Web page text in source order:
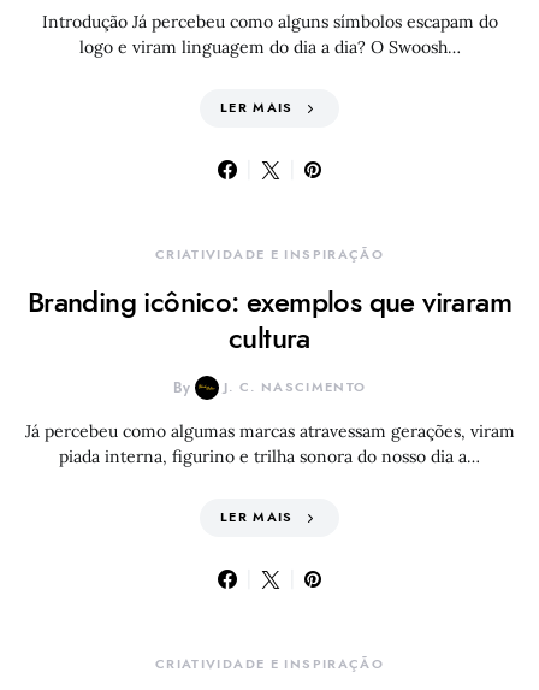
Introdução Já percebeu como alguns símbolos escapam do
logo e viram linguagem do dia a dia? O Swoosh…
LER MAIS
CRIATIVIDADE E INSPIRAÇÃO
Branding icônico: exemplos que viraram
cultura
By J. C. NASCIMENTO
Já percebeu como algumas marcas atravessam gerações, viram
piada interna, figurino e trilha sonora do nosso dia a…
LER MAIS
CRIATIVIDADE E INSPIRAÇÃO